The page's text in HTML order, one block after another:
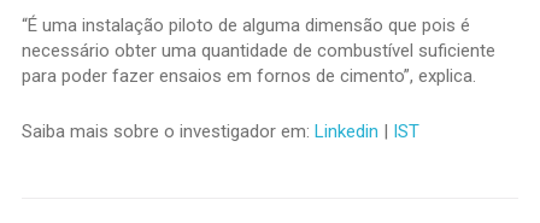
“É uma instalação piloto de alguma dimensão que pois é
necessário obter uma quantidade de combustível suficiente
para poder fazer ensaios em fornos de cimento”, explica.
Saiba mais sobre o investigador em: Linkedin IST